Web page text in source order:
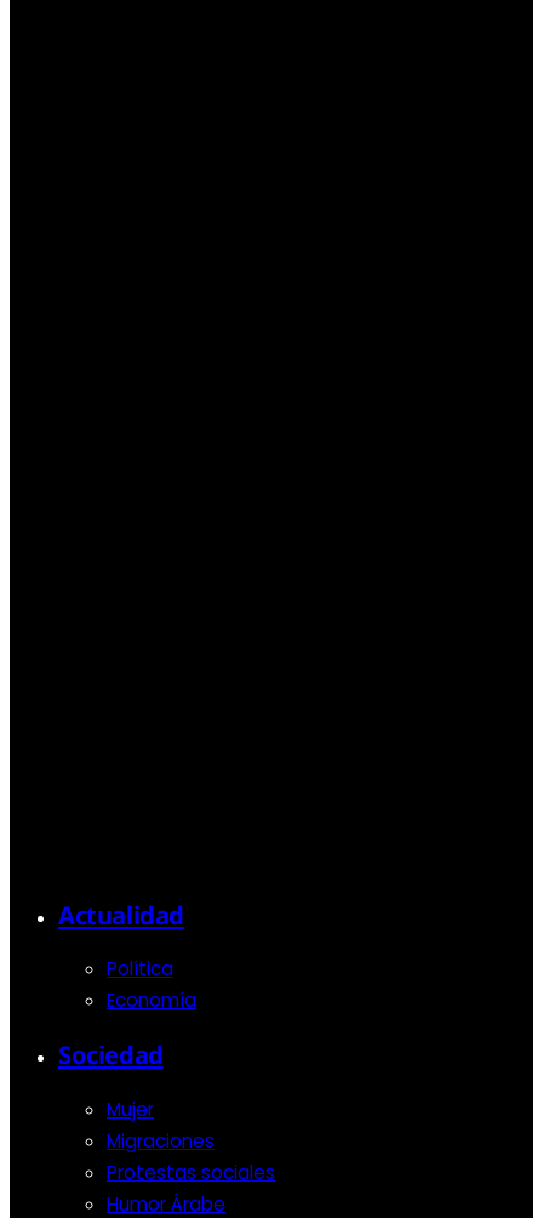
Actualidad
Política
Economía
Sociedad
Mujer
Migraciones
Protestas sociales
Humor Árabe